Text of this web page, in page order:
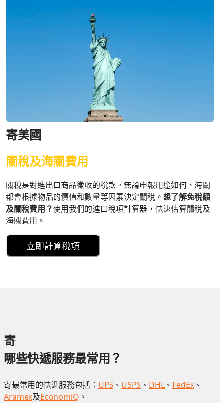
寄美國
關稅及海關費用
關稅是對進出口商品徵收的稅款。無論申報用途如何，海關
都會根據物品的價值和數量等因素決定關稅。 想了解免稅額
及關稅費用？使用我們的進口稅項計算器，快速估算關稅及
海關費用。
立即計算稅項
寄
哪些快遞服務最常用？
寄最常用的快遞服務包括： UPS 、 USPS 、 DHL 、 FedEx 、
Aramex及EconomiQ 。